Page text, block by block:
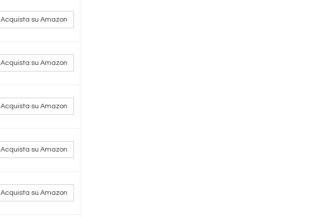
Acquista su Amazon
Acquista su Amazon
Acquista su Amazon
Acquista su Amazon
Acquista su Amazon